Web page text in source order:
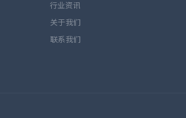
行业资讯
关于我们
联系我们